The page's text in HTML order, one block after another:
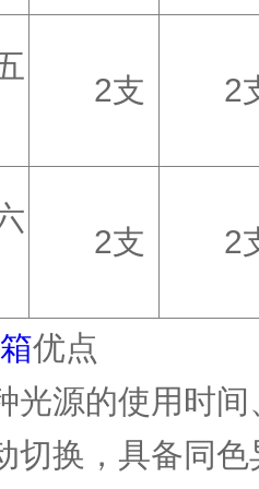
2支 2
2支 2
优点
光源的使用时
切换，具备同色